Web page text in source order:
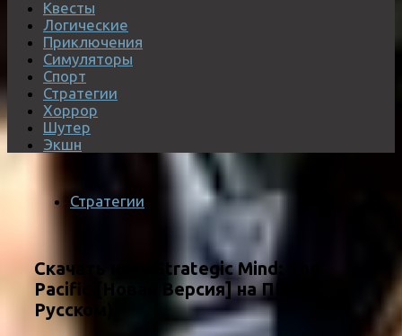
Квесты
Логические
Приключения
Симуляторы
Спорт
Стратегии
Хоррор
Шутер
Экшн
Стратегии
Скачать игру Strategic Mind: The
Pacific [Новая Версия] на ПК (на
Русском)